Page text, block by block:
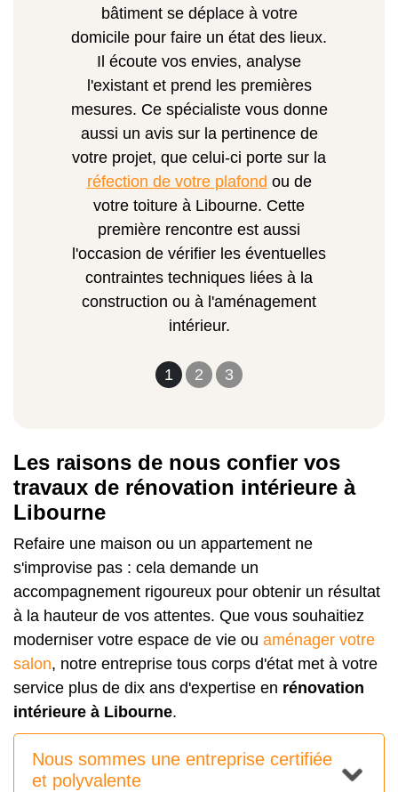
1 2 3
bâtiment se déplace à votre
domicile pour faire un état des lieux.
Il écoute vos envies, analyse
l'existant et prend les premières
mesures. Ce spécialiste vous donne
aussi un avis sur la pertinence de
votre projet, que celui-ci porte sur la
réfection de votre plafond ou de
votre toiture à Libourne. Cette
première rencontre est aussi
l'occasion de vérifier les éventuelles
contraintes techniques liées à la
construction ou à l'aménagement
intérieur.
Les raisons de nous confier vos
travaux de rénovation intérieure à
Libourne
Refaire une maison ou un appartement ne
s'improvise pas : cela demande un
accompagnement rigoureux pour obtenir un résultat
à la hauteur de vos attentes. Que vous souhaitiez
moderniser votre espace de vie ou aménager votre
salon, notre entreprise tous corps d'état met à votre
service plus de dix ans d'expertise en rénovation
intérieure à Libourne.
Nous sommes une entreprise certifiée
et polyvalente